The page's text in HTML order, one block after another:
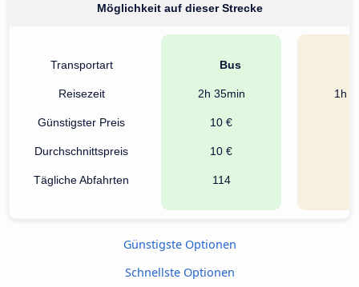
Möglichkeit auf dieser Strecke
Transportart
Reisezeit
Günstigster Preis
Durchschnittspreis
Tägliche Abfahrten
Bus
2h 35min
10 €
10 €
114
1h
Günstigste Optionen
Schnellste Optionen